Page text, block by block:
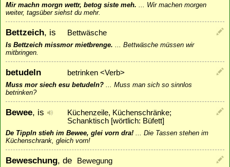
Mir machn morgn wettr, betog siste meh.
Wir machen morgen
weiter, tagsüber siehst du mehr.
Bettzeich, is Bettwäsche
Is Bettzeich missmor mietbrenge.
Bettwäsche müssen wir
mitbringen.
betudeln betrinken <Verb>
Muss mor siech esu betudeln?
Muss man sich so sinnlos
betrinken?
Bewee, is
Küchenzeile, Küchenschränke;
Schanktisch [wörtlich: Büfett]
De Tippln stieh im Bewee, glei vorn dra!
Die Tassen stehen im
Küchenschrank, gleich vorn!
Beweschung, de Bewegung